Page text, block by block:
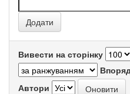
Вивести на сторінку
Автори